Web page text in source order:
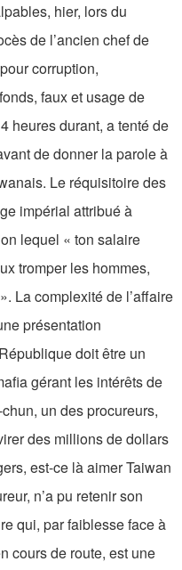
hier, lors du
de l’ancien chef de
corruption,
faux et usage de
heures durant, a tenté de
de donner la parole à
Le réquisitoire des
impérial attribué à
lequel « ton salaire
tromper les hommes,
La complexité de l’affaire
présentation
doit être un
gérant les intérêts de
un des procureurs,
des millions de dollars
est-ce là aimer Taiwan
n’a pu retenir son
qui, par faiblesse face à
cours de route, est une